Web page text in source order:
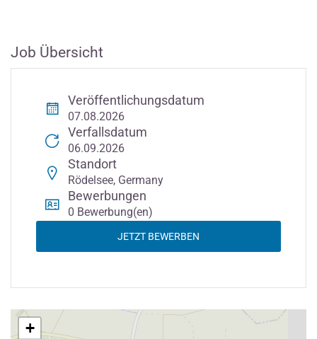
Job Übersicht
Veröffentlichungsdatum
07.08.2026
Verfallsdatum
06.09.2026
Standort
Rödelsee, Germany
Bewerbungen
0 Bewerbung(en)
JETZT BEWERBEN
+